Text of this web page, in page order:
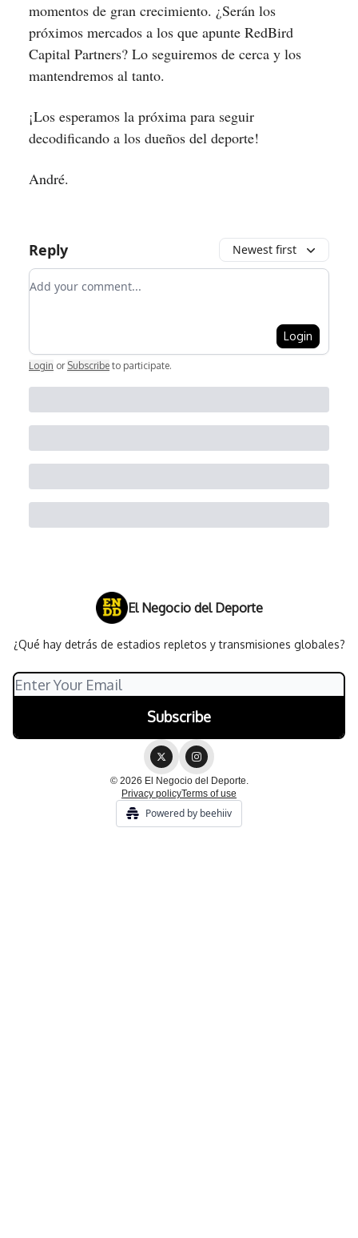
momentos de gran crecimiento. ¿Serán los
próximos mercados a los que apunte RedBird
Capital Partners? Lo seguiremos de cerca y los
mantendremos al tanto.
¡Los esperamos la próxima para seguir
decodificando a los dueños del deporte!
André.
Reply Newest first
Add your comment
Login
Login or Subscribe to participate.
El Negocio del Deporte
¿Qué hay detrás de estadios repletos y transmisiones globales?
© 2026 El Negocio del Deporte.
Privacy policyTerms of use
Powered by beehiiv